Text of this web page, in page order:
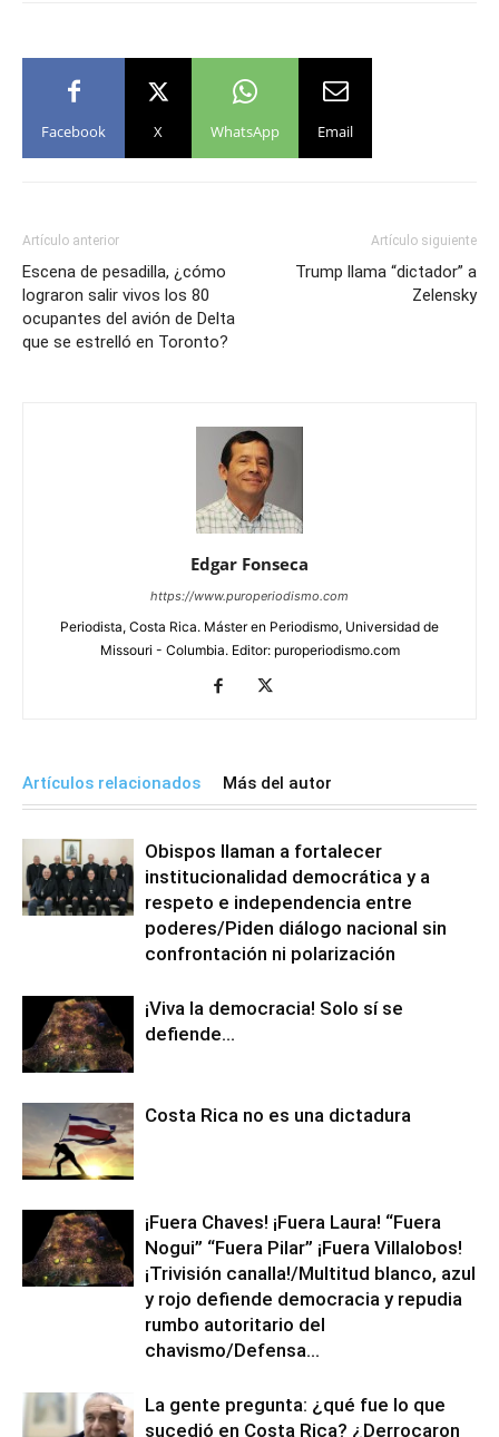
Facebook X WhatsApp Email
Artículo anterior
Escena de pesadilla, ¿cómo
lograron salir vivos los 80
ocupantes del avión de Delta
que se estrelló en Toronto?
Artículo siguiente
Trump llama “dictador” a
Zelensky
Edgar Fonseca
https://www.puroperiodismo.com
Periodista, Costa Rica. Máster en Periodismo, Universidad de
Missouri - Columbia. Editor: puroperiodismo.com
Artículos relacionados Más del autor
Obispos llaman a fortalecer
institucionalidad democrática y a
respeto e independencia entre
poderes/Piden diálogo nacional sin
confrontación ni polarización
¡Viva la democracia! Solo sí se
defiende…
Costa Rica no es una dictadura
¡Fuera Chaves! ¡Fuera Laura! “Fuera
Nogui” “Fuera Pilar” ¡Fuera Villalobos!
¡Trivisión canalla!/Multitud blanco, azul
y rojo defiende democracia y repudia
rumbo autoritario del
chavismo/Defensa...
La gente pregunta: ¿qué fue lo que
sucedió en Costa Rica? ¿Derrocaron